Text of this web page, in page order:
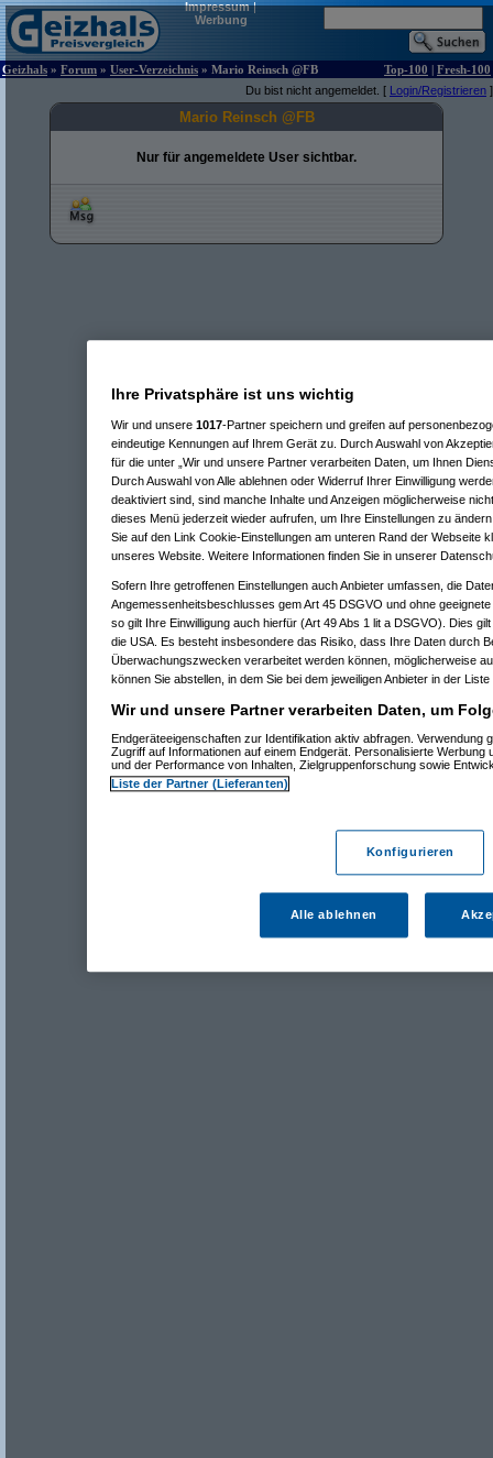
Impressum|
Werbung
Geizhals » Forum » User-Verzeichnis » Mario Reinsch @FB Top-100 | Fresh-100
Du bist nicht angemeldet. [ Login/Registrieren ]
Mario Reinsch @FB
Nur für angemeldete User sichtbar.
Ihre Privatsphäre ist uns wichtig
Wir und unsere 1017-Partner speichern und greifen auf
eindeutige Kennungen auf Ihrem Gerät zu. Durch Auswahl von
für die unter „Wir und unsere Partner verarbeiten Daten, um Ihnen
Durch Auswahl von Alle ablehnen oder Widerruf Ihrer Einwilligung
deaktiviert sind, sind manche Inhalte und Anzeigen möglicherweise
dieses Menü jederzeit wieder aufrufen, um Ihre Einstellungen zu
Sie auf den Link Cookie-Einstellungen am unteren Rand der Webseite
unseres Website. Weitere Informationen finden Sie in unserer
Sofern Ihre getroffenen Einstellungen auch Anbieter umfassen, die
Angemessenheitsbeschlusses gem Art 45 DSGVO und ohne
so gilt Ihre Einwilligung auch hierfür (Art 49 Abs 1 lit a DSGVO). Dies
die USA. Es besteht insbesondere das Risiko, dass Ihre Daten durch
Überwachungszwecken verarbeitet werden können, möglicherweise
können Sie abstellen, in dem Sie bei dem jeweiligen Anbieter in der
Wir und unsere Partner verarbeiten Daten, um
Endgeräteeigenschaften zur Identifikation aktiv abfragen. Verwendung
Zugriff auf Informationen auf einem Endgerät. Personalisierte Werbung
und der Performance von Inhalten, Zielgruppenforschung sowie
Liste der Partner (Lieferanten)
Konfigurieren
Alle ablehnen